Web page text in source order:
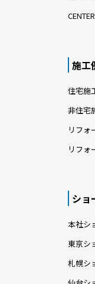
施工
住宅施
非住宅
リフォ
リフォ
ショ
本社シ
東京シ
札幌シ